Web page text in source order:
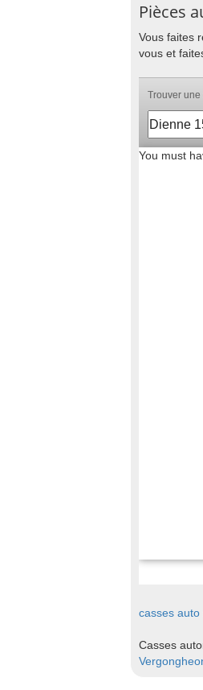
Pièces
Vous faites
vous et
casses auto
Casses